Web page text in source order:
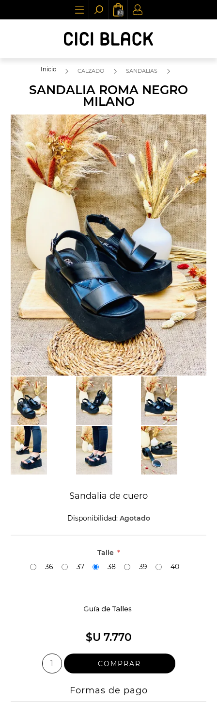
(0)
Inicio CALZADO SANDALIAS
SANDALIA ROMA NEGRO
MILANO
Sandalia de cuero
Disponibilidad: Agotado
Talle *
36
37 38 39 40
$U 7.770
Formas de pago